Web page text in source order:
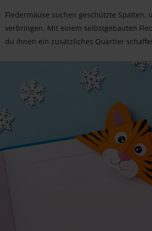
Fledermäuse suchen geschützte Spalten,
verbringen. Mit einem selbstgebauten
du ihnen ein zusätzliches Quartier